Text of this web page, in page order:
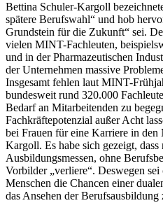
Bettina Schuler-Kargoll
spätere Berufswahl“ und hob
Grundstein für die Zukunft“ sei.
vielen MINT-Fachleuten,
und in der Pharmazeutischen
der Unternehmen massive
Insgesamt fehlen laut MINT-
bundesweit rund 320.000
Bedarf an Mitarbeitenden zu
Fachkräftepotenzial außer Acht
bei Frauen für eine Karriere in
Kargoll. Es habe sich gezeigt, dass
Ausbildungsmessen, ohne
Vorbilder „verliere“. Deswegen
Menschen die Chancen einer
das Ansehen der Berufsausbildung